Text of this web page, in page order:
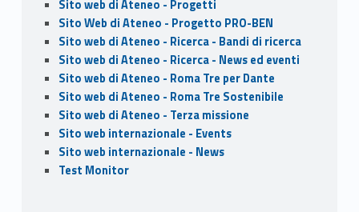
Sito web di Ateneo - Progetti
Sito Web di Ateneo - Progetto PRO-BEN
Sito web di Ateneo - Ricerca - Bandi di ricerca
Sito web di Ateneo - Ricerca - News ed eventi
Sito web di Ateneo - Roma Tre per Dante
Sito web di Ateneo - Roma Tre Sostenibile
Sito web di Ateneo - Terza missione
Sito web internazionale - Events
Sito web internazionale - News
Test Monitor